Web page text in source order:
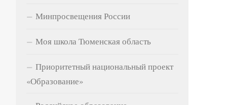
Минпросвещения России
Моя школа Тюменская область
Приоритетный национальный проект
«Образование»